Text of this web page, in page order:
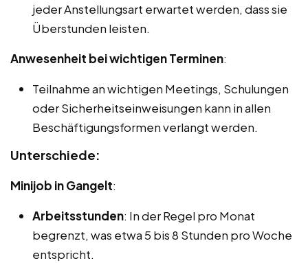
jeder Anstellungsart erwartet werden, dass sie
Überstunden leisten.
Anwesenheit bei wichtigen Terminen:
Teilnahme an wichtigen Meetings, Schulungen
oder Sicherheitseinweisungen kann in allen
Beschäftigungsformen verlangt werden.
Unterschiede:
Minijob in Gangelt:
Arbeitsstunden: In der Regel pro Monat
begrenzt, was etwa 5 bis 8 Stunden pro Woche
entspricht.